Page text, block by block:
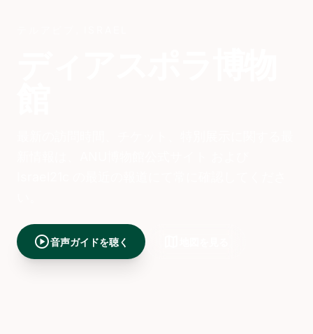
play_circle音声ガイドを聴く